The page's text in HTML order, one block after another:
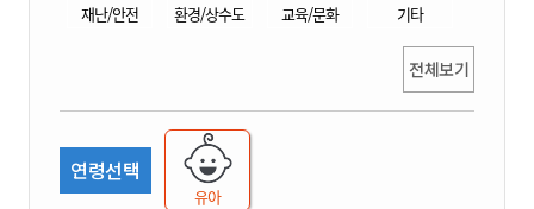
재난/안전 환경/상수도 교육/문화 기타
전체보기
연령선택
유아